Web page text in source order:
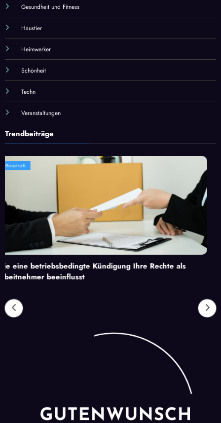
Gesundheit und Fitness
Haustier
Heimwerker
Schönheit
Techn
Veranstaltungen
Trendbeiträge
Kündigung Ihre Rechte als
Unverzichtbare